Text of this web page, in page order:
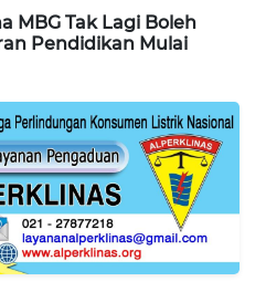
MBG Tak Lagi Boleh
Pendidikan Mulai